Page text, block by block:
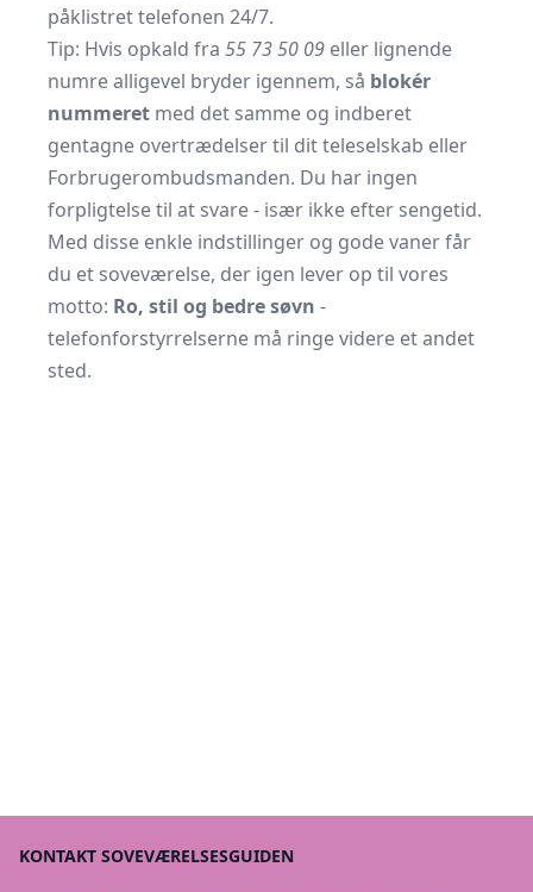
påklistret telefonen 24/7.
Tip: Hvis opkald fra 55 73 50 09 eller lignende
numre alligevel bryder igennem, så blokér
nummeret med det samme og indberet
gentagne overtrædelser til dit teleselskab eller
Forbrugerombudsmanden. Du har ingen
forpligtelse til at svare - især ikke efter sengetid.
Med disse enkle indstillinger og gode vaner får
du et soveværelse, der igen lever op til vores
motto: Ro, stil og bedre søvn -
telefonforstyrrelserne må ringe videre et andet
sted.
KONTAKT SOVEVÆRELSESGUIDEN